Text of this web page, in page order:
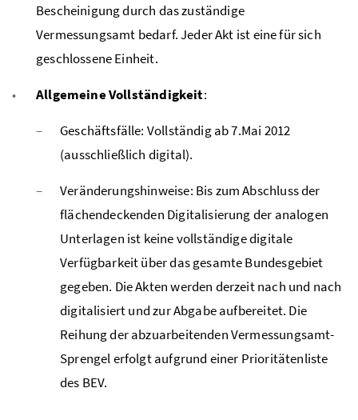
Bescheinigung durch das zuständige
Vermessungsamt bedarf. Jeder Akt ist eine für sich
geschlossene Einheit.
Allgemeine Vollständigkeit:
Geschäftsfälle: Vollständig ab 7.Mai 2012
(ausschließlich digital).
Veränderungshinweise: Bis zum Abschluss der
flächendeckenden Digitalisierung der analogen
Unterlagen ist keine vollständige digitale
Verfügbarkeit über das gesamte Bundesgebiet
gegeben. Die Akten werden derzeit nach und nach
digitalisiert und zur Abgabe aufbereitet. Die
Reihung der abzuarbeitenden Vermessungsamt-
Sprengel erfolgt aufgrund einer Prioritätenliste
des BEV.